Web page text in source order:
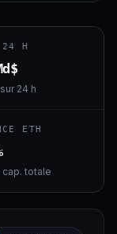
24 H
24 h
ETH
cap. totale